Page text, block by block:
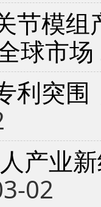
节模
球市场
利突
产业
02